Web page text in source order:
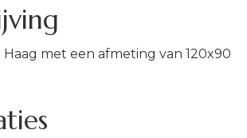
met een afmeting van 120x90